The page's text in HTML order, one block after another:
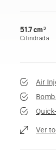
51.7 cm³
Cilindrada
Air
Ver